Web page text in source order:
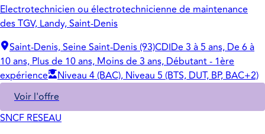
Electrotechnicien ou électrotechnicienne de maintenance
des TGV, Landy, Saint-Denis
Saint-Denis, Seine Saint-Denis (93)CDIDe 3 à 5 ans, De 6 à
10 ans, Plus de 10 ans, Moins de 3 ans, Débutant - 1ère
expérience
Niveau 4 (BAC), Niveau 5 (BTS, DUT, BP, BAC+2)
Voir l'offre
SNCF RESEAU